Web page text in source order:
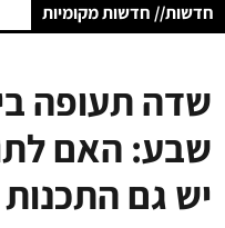
חדשות// חדשות מקומיות
שדה תעופה
שבע: האם
יש גם